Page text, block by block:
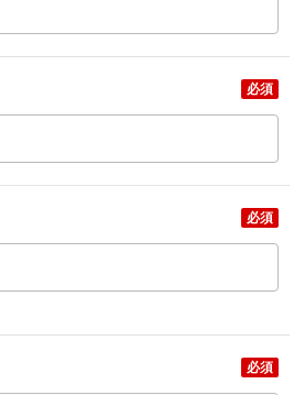
必須
必須
必須